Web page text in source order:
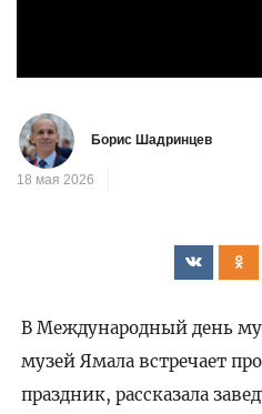
Борис Шадринцев
18 мая 2026
В Международный день
музей Ямала встречает
праздник, рассказала